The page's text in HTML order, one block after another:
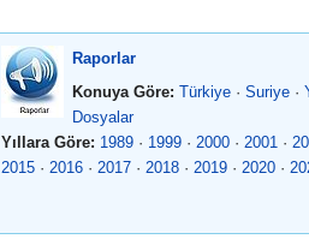
Raporlar
Konuya Göre: Türkiye· Suriye·
Dosyalar
Yıllara Göre: 1989 · 1999 · 2000 · 2001 ·
2015 · 2016 · 2017 · 2018 · 2019 · 2020 ·